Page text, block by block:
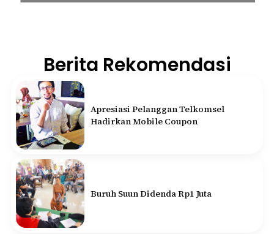
Berita Rekomendasi
Apresiasi Pelanggan Telkomsel
Hadirkan Mobile Coupon
Buruh Suun Didenda Rp1 Juta